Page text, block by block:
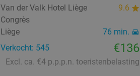
Van der Valk Hotel Liège
Congrès
9.6
Liège
76 min.
Verkocht: 545
€136
Excl. ca. €4 p.p.p.n. toeristenbelasting